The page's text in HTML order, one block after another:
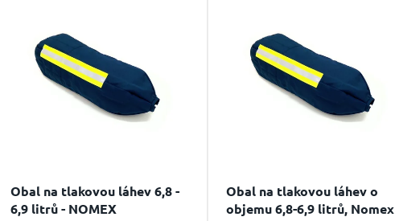
Obal na tlakovou láhev 6,8 -
6,9 litrů - NOMEX
Obal na tlakovou láhev o
objemu 6,8-6,9 litrů, Nomex